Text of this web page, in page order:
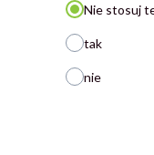
Nie stosuj
tak
nie